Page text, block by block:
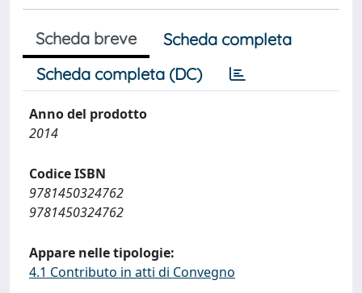
Scheda breve
Scheda completa
Scheda completa (DC)
Anno del prodotto
2014
Codice ISBN
9781450324762
9781450324762
Appare nelle tipologie:
4.1 Contributo in atti di Convegno